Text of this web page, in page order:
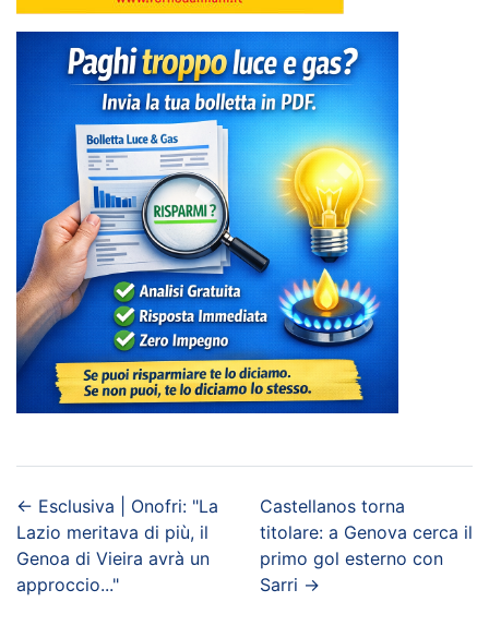
← Esclusiva | Onofri: "La
Lazio meritava di più, il
Genoa di Vieira avrà un
approccio..."
Castellanos torna
titolare: a Genova cerca il
primo gol esterno con
Sarri →